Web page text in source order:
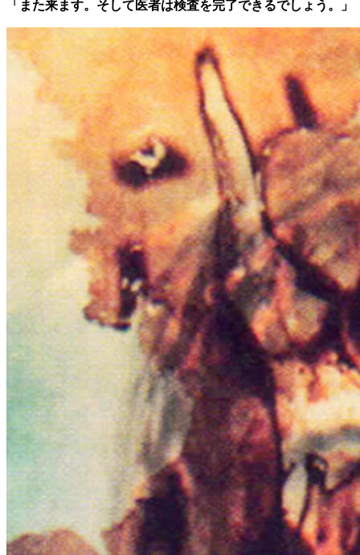
「また来ます。そして医者は検査を完了できるでしょう。」